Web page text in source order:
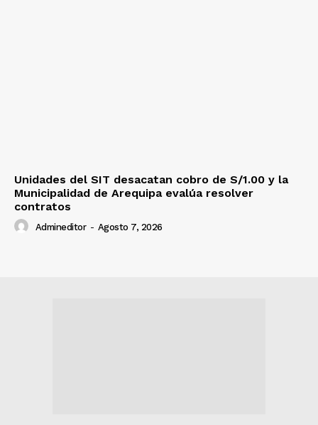
Unidades del SIT desacatan cobro de S/1.00 y la
Municipalidad de Arequipa evalúa resolver
contratos
Admineditor - Agosto 7, 2026